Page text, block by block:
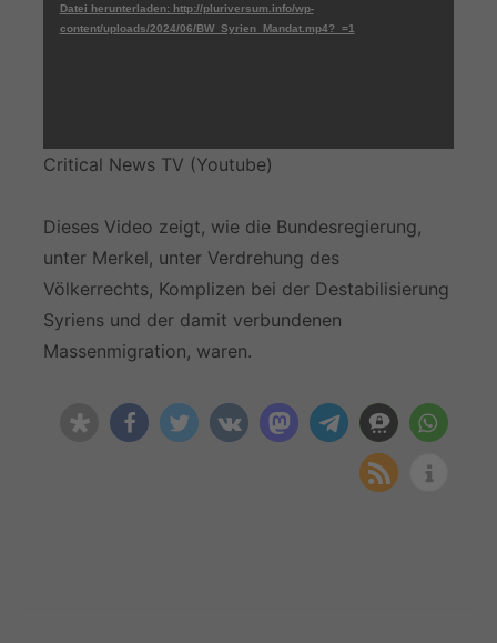
Datei herunterladen: http://pluriversum.info/wp-
content/uploads/2024/06/BW_Syrien_Mandat.mp4?_=1
Critical News TV (Youtube)
Dieses Video zeigt, wie die Bundesregierung,
unter Merkel, unter Verdrehung des
Völkerrechts, Komplizen bei der Destabilisierung
Syriens und der damit verbundenen
Massenmigration, waren.